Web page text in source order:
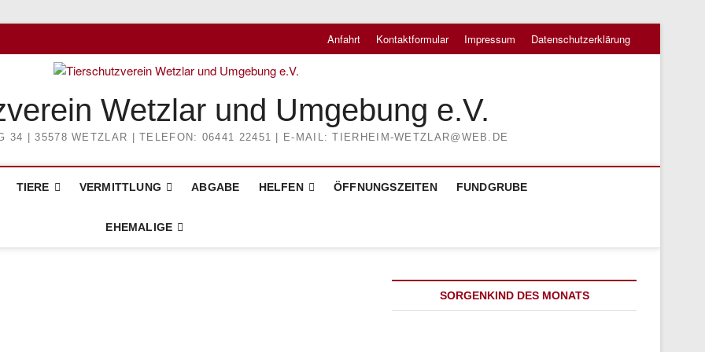
Anfahrt Kontaktformular Impressum Datenschutzerklärung
Wetzlar und Umgebung e.V.
34 | 35578 WETZLAR | TELEFON: 06441 22451 | E-MAIL: TIERHEIM-WETZLAR@WEB.DE
TIERE VERMITTLUNG ABGABE HELFEN ÖFFNUNGSZEITEN FUNDGRUBE
EHEMALIGE
SORGENKIND DES MONATS